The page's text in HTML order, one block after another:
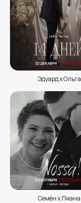
Эдуард х Ольга
Семён х Лиана